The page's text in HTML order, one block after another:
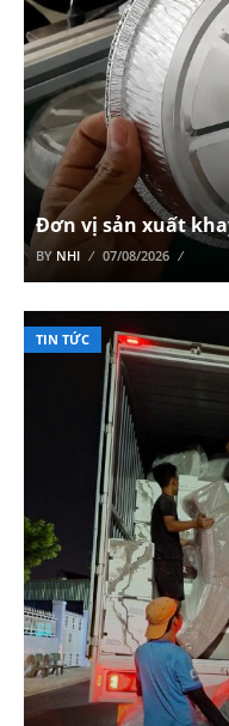
Đơn vị sản xuất
BY NHI 07/08/2026
TIN TỨC